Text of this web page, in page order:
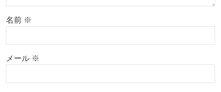
名前 ※
メール ※